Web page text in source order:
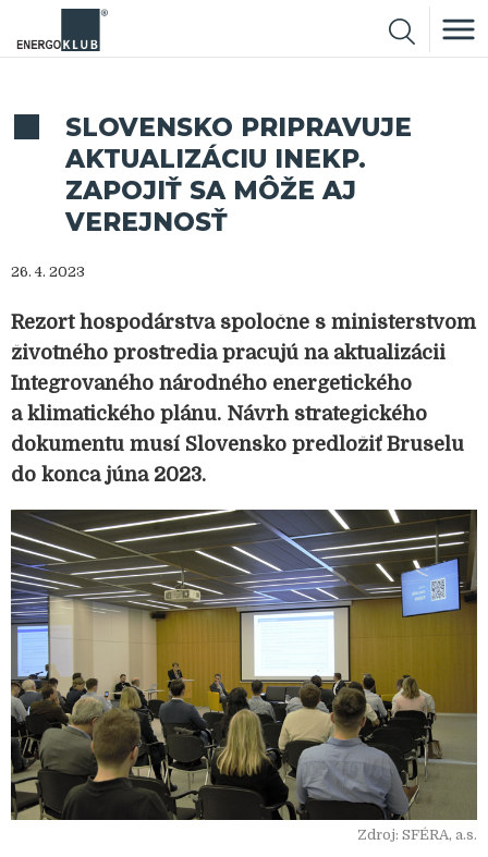
SLOVENSKO PRIPRAVUJE
AKTUALIZÁCIU INEKP.
ZAPOJIŤ SA MÔŽE AJ
VEREJNOSŤ
26. 4. 2023
Rezort hospodárstva spoločne s ministerstvom
životného prostredia pracujú na aktualizácii
Integrovaného národného energetického
a klimatického plánu. Návrh strategického
dokumentu musí Slovensko predložiť Bruselu
do konca júna 2023.
Zdroj: SFÉRA, a.s.